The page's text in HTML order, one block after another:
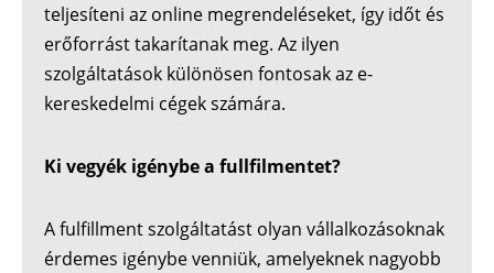
teljesíteni az online megrendeléseket, így időt és
erőforrást takarítanak meg. Az ilyen
szolgáltatások különösen fontosak az e-
kereskedelmi cégek számára.
Ki vegyék igénybe a fullfilmentet?
A fulfillment szolgáltatást olyan vállalkozásoknak
érdemes igénybe venniük, amelyeknek nagyobb